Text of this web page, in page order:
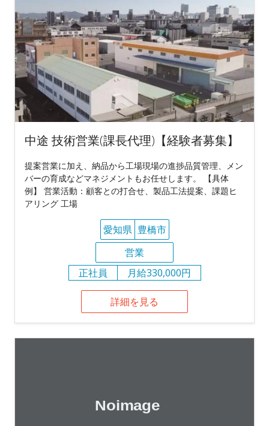
中途 技術営業(課長代理)【経験者募集】
提案営業に加え、納品から工場現場の進捗品質管理、メン
バーの育成などマネジメントもお任せします。 【具体
例】 営業活動：顧客との打合せ、製品工法提案、課題ヒ
アリング 工場
愛知県 豊橋市
営業
正社員
月給330,000円
詳細を見る